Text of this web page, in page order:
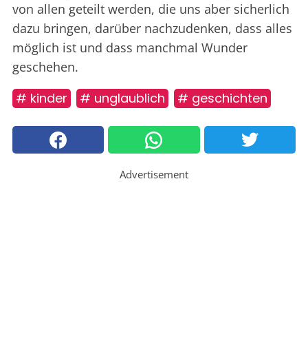
von allen geteilt werden, die uns aber sicherlich
dazu bringen, darüber nachzudenken, dass alles
möglich ist und dass manchmal Wunder
geschehen.
# kinder # unglaublich # geschichten
Advertisement